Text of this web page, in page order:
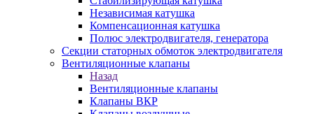
Независимая катушка
Компенсационная катушка
Полюс электродвигателя, генератора
Секции статорных обмоток электродвигателя
Вентиляционные клапаны
Назад
Вентиляционные клапаны
Клапаны ВКР